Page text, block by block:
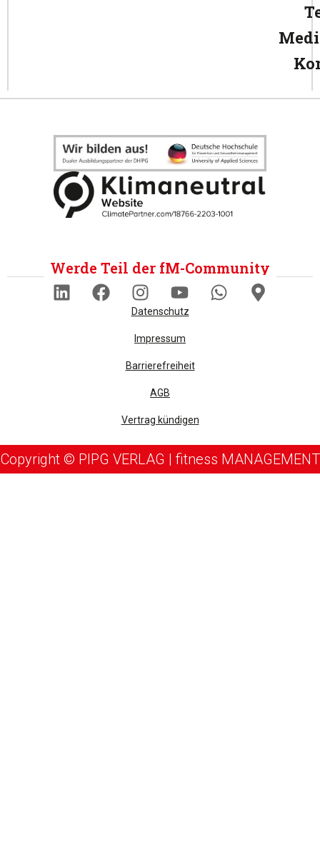
Werde Teil der fM-Community
Datenschutz
Impressum
Barrierefreiheit
AGB
Vertrag kündigen
Copyright © PIPG VERLAG | fitness MANAGEMENT